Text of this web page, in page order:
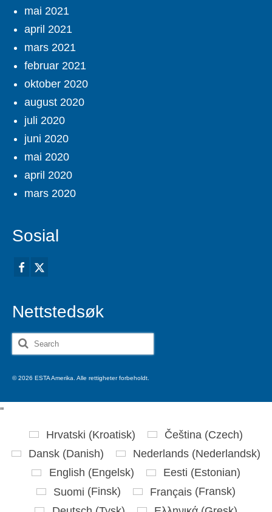
mai 2021
april 2021
mars 2021
februar 2021
oktober 2020
august 2020
juli 2020
juni 2020
mai 2020
april 2020
mars 2020
Sosial
Nettstedsøk
Search
for:
© 2026 ESTA Amerika. Alle rettigheter forbeholdt.
''
Hrvatski (Kroatisk) Čeština (Czech)
Dansk (Danish) Nederlands (Nederlandsk)
English (Engelsk) Eesti (Estonian)
Suomi (Finsk) Français (Fransk)